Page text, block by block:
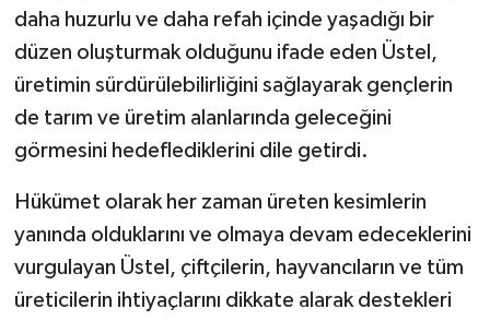
daha huzurlu ve daha refah içinde yaşadığı bir
düzen oluşturmak olduğunu ifade eden Üstel,
üretimin sürdürülebilirliğini sağlayarak gençlerin
de tarım ve üretim alanlarında geleceğini
görmesini hedeflediklerini dile getirdi.
Hükümet olarak her zaman üreten kesimlerin
yanında olduklarını ve olmaya devam edeceklerini
vurgulayan Üstel, çiftçilerin, hayvancıların ve tüm
üreticilerin ihtiyaçlarını dikkate alarak destekleri